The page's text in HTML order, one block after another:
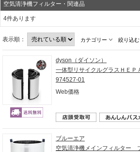
空気清浄機フィルター・関連品
4件あります
表示順： カテゴリー 絞り込む
dyson（ダイソン）
一体型リサイクルグラスＨＥ
974527-01
Web価格
ブルーエア
空気清浄機メインフィルター